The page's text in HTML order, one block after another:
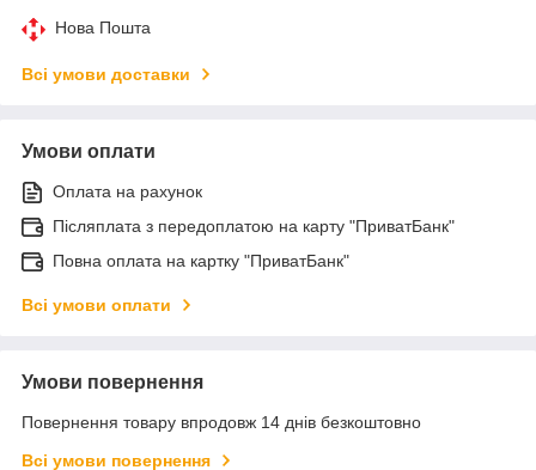
Нова Пошта
Всі умови доставки
Умови оплати
Оплата на рахунок
Післяплата з передоплатою на карту "ПриватБанк"
Повна оплата на картку "ПриватБанк"
Всі умови оплати
Умови повернення
Повернення товару впродовж 14 днів безкоштовно
Всі умови повернення